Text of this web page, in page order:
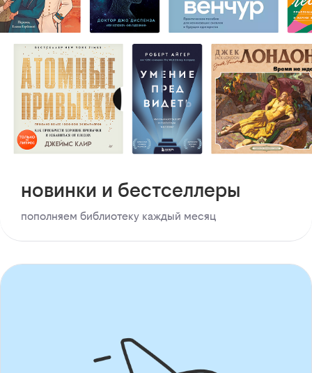
новинки и бестселлеры
пополняем библиотеку каждый месяц